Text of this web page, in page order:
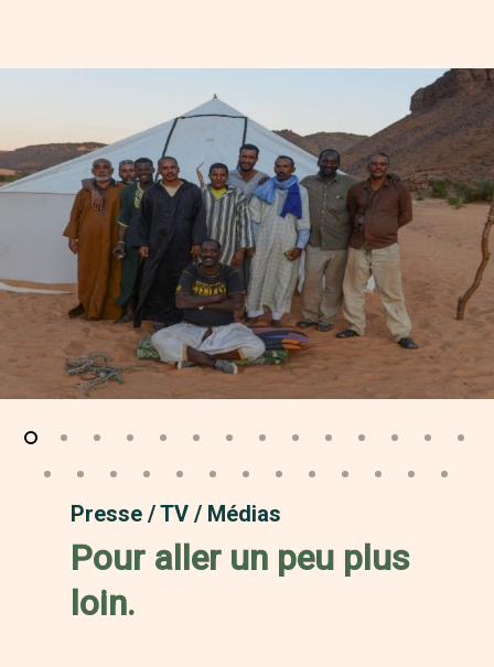
Presse / TV / Médias
Pour aller un peu plus
loin.